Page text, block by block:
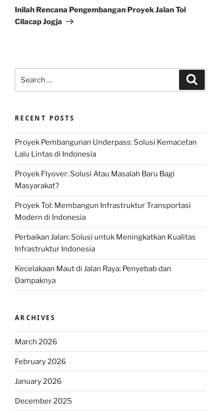
Post
Inilah Rencana Pengembangan Proyek Jalan Tol
Cilacap Jogja
for:
RECENT POSTS
Proyek Pembangunan Underpass: Solusi Kemacetan
Lalu Lintas di Indonesia
Proyek Flyover: Solusi Atau Masalah Baru Bagi
Masyarakat?
Proyek Tol: Membangun Infrastruktur Transportasi
Modern di Indonesia
Perbaikan Jalan: Solusi untuk Meningkatkan Kualitas
Infrastruktur Indonesia
Kecelakaan Maut di Jalan Raya: Penyebab dan
Dampaknya
ARCHIVES
March 2026
February 2026
January 2026
December 2025